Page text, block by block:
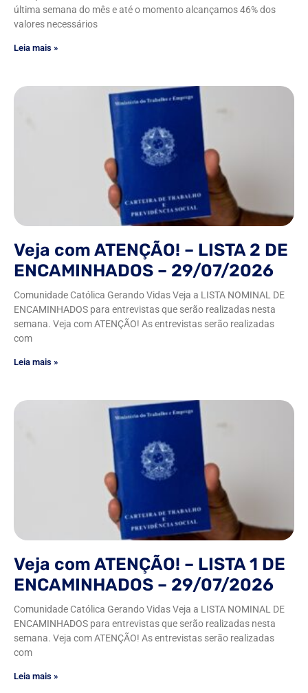
última semana do mês e até o momento alcançamos 46% dos
valores necessários
Leia mais »
Veja com ATENÇÃO! – LISTA 2 DE
ENCAMINHADOS – 29/07/2026
Comunidade Católica Gerando Vidas Veja a LISTA NOMINAL DE
ENCAMINHADOS para entrevistas que serão realizadas nesta
semana. Veja com ATENÇÃO! As entrevistas serão realizadas
com
Leia mais »
Veja com ATENÇÃO! – LISTA 1 DE
ENCAMINHADOS – 29/07/2026
Comunidade Católica Gerando Vidas Veja a LISTA NOMINAL DE
ENCAMINHADOS para entrevistas que serão realizadas nesta
semana. Veja com ATENÇÃO! As entrevistas serão realizadas
com
Leia mais »